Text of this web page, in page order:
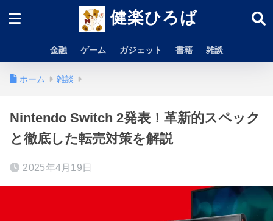
健楽ひろば
金融 ゲーム ガジェット 書籍 雑談
ホーム 雑談
Nintendo Switch 2発表！革新的スペック
と徹底した転売対策を解説
2025年4月19日